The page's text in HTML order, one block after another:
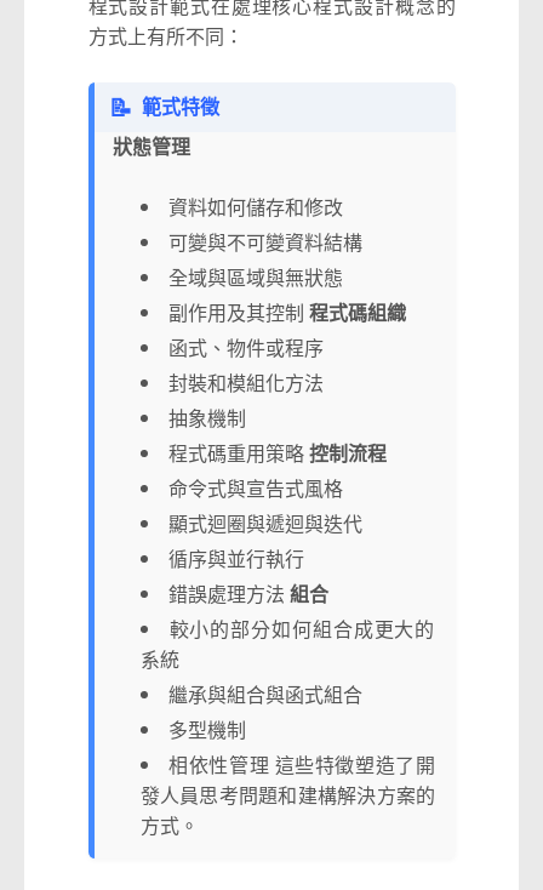
方式上有所不同：
📝 範式特徵
狀態管理
資料如何儲存和修改
可變與不可變資料結構
全域與區域與無狀態
副作用及其控制 程式碼組織
函式、物件或程序
封裝和模組化方法
抽象機制
程式碼重用策略控制流程
命令式與宣告式風格
顯式迴圈與遞迴與迭代
循序與並行執行
錯誤處理方法 組合
較小的部分如何組合成更大的
系統
繼承與組合與函式組合
多型機制
相依性管理 這些特徵塑造了開
發人員思考問題和建構解決方案的
方式。